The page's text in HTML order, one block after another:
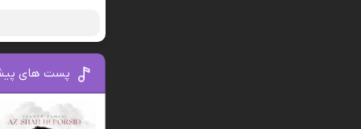
پست های